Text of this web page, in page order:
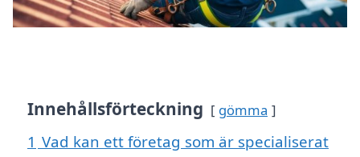
Innehållsförteckning gömma
1 Vad kan ett företag som är specialiserat